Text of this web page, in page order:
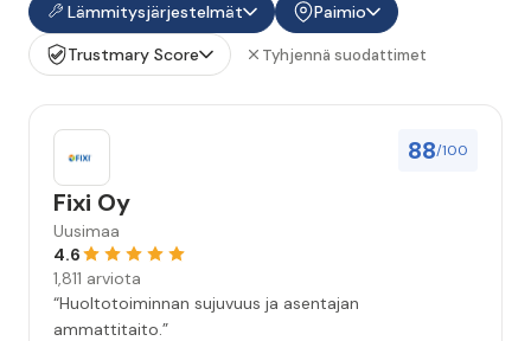
Lämmitysjärjestelmät
Paimio
Trustmary Score
Tyhjennä suodattimet
88/100
Fixi Oy
Uusimaa
4.6
1,811 arviota
“Huoltotoiminnan sujuvuus ja asentajan
ammattitaito.”